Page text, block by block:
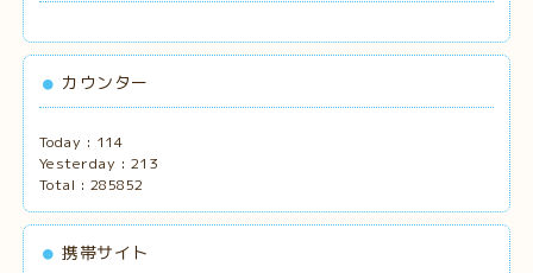
カウンター
Today : 114
Yesterday : 213
Total : 285852
携帯サイト